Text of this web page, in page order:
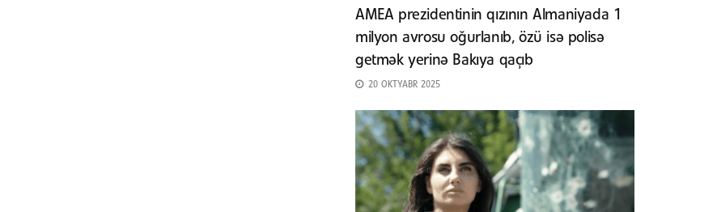
AMEA prezidentinin qızının Almaniyada 1
milyon avrosu oğurlanıb, özü isə polisə
getmək yerinə Bakıya qaçıb
20 OKTYABR 2025